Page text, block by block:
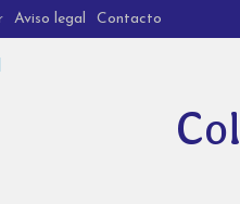
Aviso legal Contacto